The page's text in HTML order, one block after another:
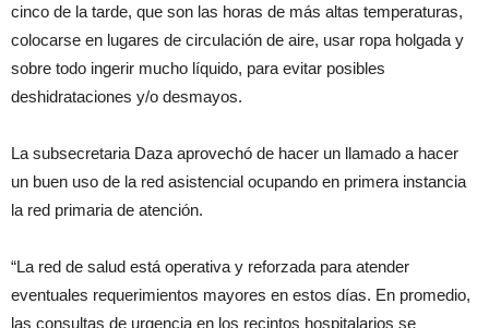
cinco de la tarde, que son las horas de más altas temperaturas,
colocarse en lugares de circulación de aire, usar ropa holgada y
sobre todo ingerir mucho líquido, para evitar posibles
deshidrataciones y/o desmayos.
La subsecretaria Daza aprovechó de hacer un llamado a hacer
un buen uso de la red asistencial ocupando en primera instancia
la red primaria de atención.
“La red de salud está operativa y reforzada para atender
eventuales requerimientos mayores en estos días. En promedio,
las consultas de urgencia en los recintos hospitalarios se